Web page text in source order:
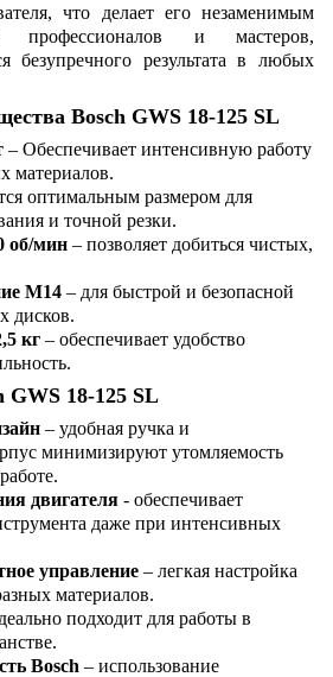
что делает его незаменимым
профессионалов и мастеров,
безупречного результата в любых
Bosch GWS 18-125 SL
– Обеспечивает интенсивную работу
материалов.
оптимальным размером для
и точной резки.
об/мин – позволяет добиться чистых,
M14 – для быстрой и безопасной
дисков.
кг – обеспечивает удобство
GWS 18-125 SL
– удобная ручка и
минимизируют утомляемость
двигателя - обеспечивает
даже при интенсивных
управление – легкая настройка
материалов.
подходит для работы в
Bosch – использование